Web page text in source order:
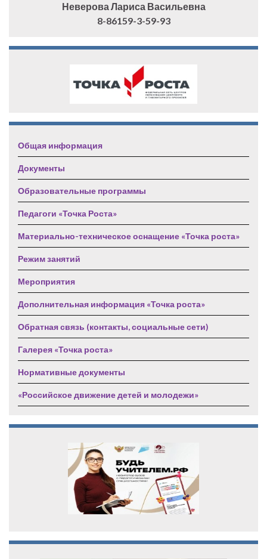
Неверова Лариса Васильевна
8-86159-3-59-93
Общая информация
Документы
Образовательные программы
Педагоги «Точка Роста»
Материально-техническое оснащение «Точка роста»
Режим занятий
Мероприятия
Дополнительная информация «Точка роста»
Обратная связь (контакты, социальные сети)
Галерея «Точка роста»
Нормативные документы
«Российское движение детей и молодежи»